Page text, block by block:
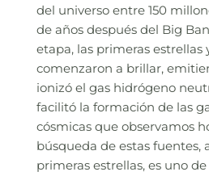
del universo entre 150
de años después del Big
etapa, las primeras estrellas
comenzaron a brillar,
ionizó el gas hidrógeno
facilitó la formación de las
cósmicas que observamos
búsqueda de estas fuentes,
primeras estrellas, es uno